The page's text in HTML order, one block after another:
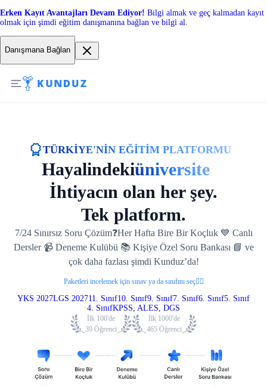
Erken Kayıt Avantajları Devam Ediyor! Bilgi almak ve geç kalmadan kayıt
olmak için şimdi eğitim danışmanına bağlan ve bilgi al.
Danışmana Bağlan
TÜRKİYE'NİN EĞİTİM PLATFORMU
Hayalindekiüniversite
İhtiyacın olan her şey.
Tek platform.
7/24 Sınırsız Soru Çözüm❓Her Hafta Bire Bir Koçluk 💙 Canlı
Dersler 📹 Deneme Kulübü 📚 Kişiye Özel Soru Bankası 📘 ve
çok daha fazlası şimdi Kunduz’da!
Paketleri incelemek için sınav ya da sınıfını seç👇🏼
YKS 2027LGS 202711. Sınıf10. Sınıf9. Sınıf7. Sınıf6. Sınıf5. Sınıf
4. SınıfKPSS, ALES, DGS
İlk 100'de
39 Öğrenci
İlk 1000'de
465 Öğrenci